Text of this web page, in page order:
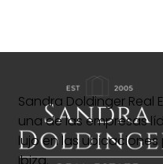
Sandra Doldinger Real
una de las empresas
lujo en las